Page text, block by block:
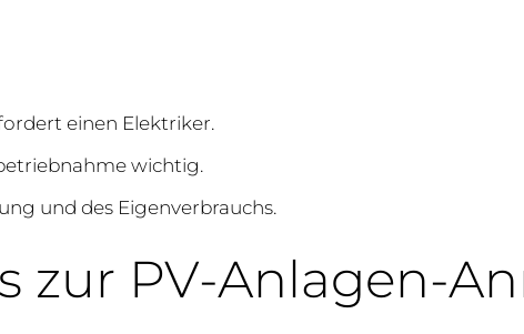
einen Elektriker.
wichtig.
und des Eigenverbrauchs.
zur PV-Anlagen-